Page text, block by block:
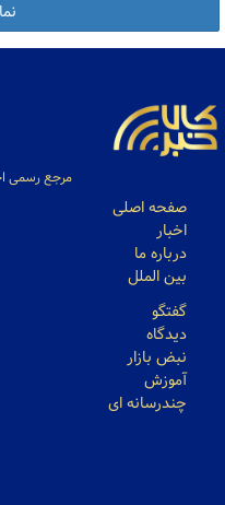
مرجع رسمی
صفحه اصلی
اخبار
درباره ما
بین الملل
گفتگو
دیدگاه
نبض بازار
آموزش
چندرسانه ای